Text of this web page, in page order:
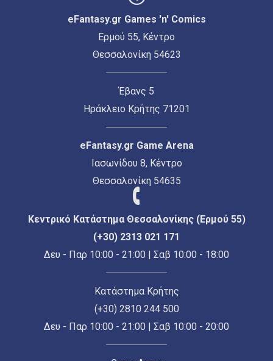
eFantasy.gr Games 'n' Comics
Ερμού 55, Κέντρο
Θεσσαλονίκη 54623
Έβανς 5
Ηράκλειο Κρήτης 71201
eFantasy.gr Game Arena
Ιασωνίδου 8, Κέντρο
Θεσσαλονίκη 54635
Κεντρικό Κατάστημα Θεσσαλονίκης (Ερμού 55)
(+30) 2313 021 171
Δευ - Παρ 10:00 - 21:00 | Σαβ 10:00 - 18:00
Κατάστημα Κρήτης
(+30) 2810 244 500
Δευ - Παρ 10:00 - 21:00 | Σαβ 10:00 - 20:00